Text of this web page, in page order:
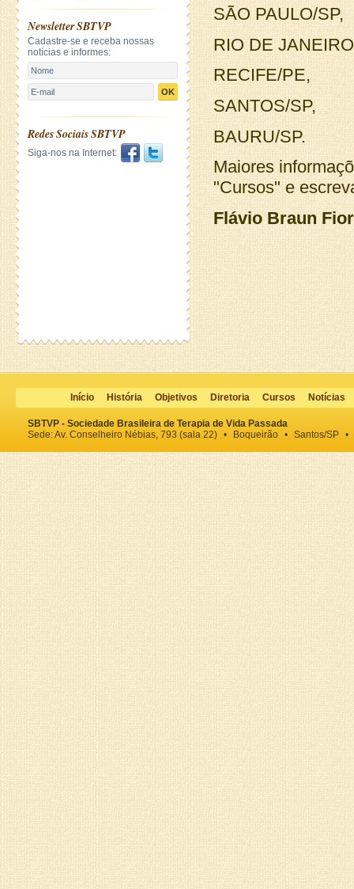
Newsletter SBTVP
Cadastre-se e receba nossas
notícias e informes:
OK
Redes Sociais SBTVP
Siga-nos na Internet:
SÃO PAULO/SP,
RIO DE
RECIFE/PE,
SANTOS/SP,
BAURU/SP.
Maiores
"Cursos" e
Flávio Braun
Início História Objetivos Diretoria Cursos Notícias
SBTVP - Sociedade Brasileira de Terapia de Vida Passada
Sede: Av. Conselheiro Nébias, 793 (sala 22) • Boqueirão • Santos/SP •